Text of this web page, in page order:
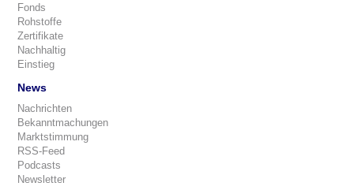
Fonds
Rohstoffe
Zertifikate
Nachhaltig
Einstieg
News
Nachrichten
Bekanntmachungen
Marktstimmung
RSS-Feed
Podcasts
Newsletter